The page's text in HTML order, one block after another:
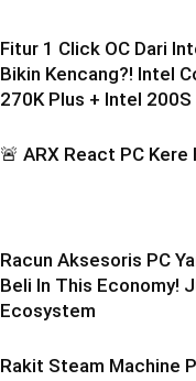
Fitur 1 Click OC Dari
Bikin Kencang?! Intel
270K Plus + Intel
🚨 ARX React PC Kere
Racun Aksesoris PC
Beli In This Economy!
Ecosystem
Rakit Steam Machine